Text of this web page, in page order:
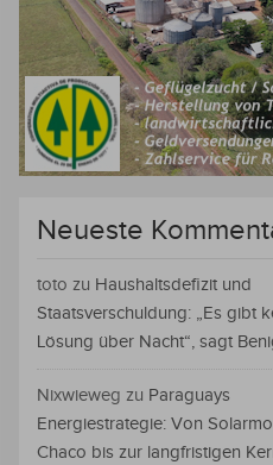
Neueste
toto zu Haushaltsdefizit und
Staatsverschuldung: „Es gibt
Lösung über Nacht“, sagt
Nixwieweg zu Paraguays
Energiestrategie: Von
Chaco bis zur langfristigen